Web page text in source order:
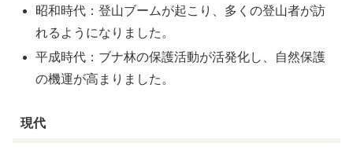
昭和時代：登山ブームが起こり、多くの登山者が訪
れるようになりました。
平成時代：ブナ林の保護活動が活発化し、自然保護
の機運が高まりました。
現代